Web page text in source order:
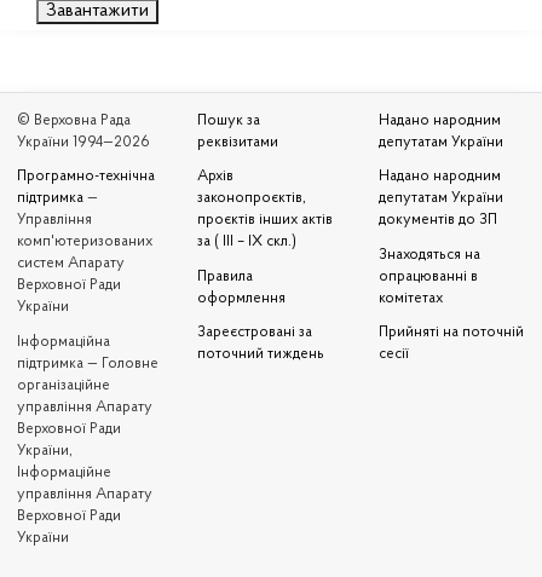
Завантажити
© Верховна Рада
України 1994—2026
Програмно-технічна
підтримка —
Управління
комп'ютеризованих
систем Апарату
Верховної Ради
України
Iнформаційна
підтримка — Головне
організаційне
управління Апарату
Верховної Ради
України,
Інформаційне
управління Апарату
Верховної Ради
України
Пошук за
реквізитами
Архів
законопроєктів,
проєктів інших актів
за ( III – IX скл.)
Правила
оформлення
Зареєстровані за
поточний тиждень
Надано народним
депутатам України
Надано народним
депутатам України
документів до ЗП
Знаходяться на
опрацюванні в
комітетах
Прийняті на поточній
сесії